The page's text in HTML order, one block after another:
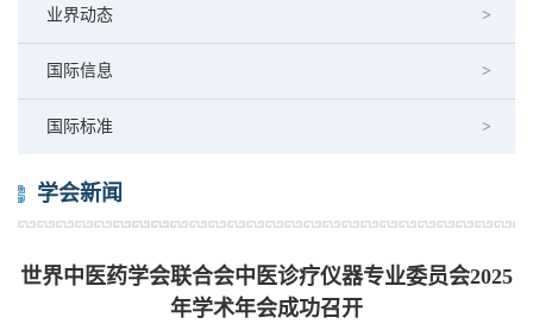
业界动态
国际信息
国际标准
学会新闻
世界中医药学会联合会中医诊疗仪器专业委员会2025
年学术年会成功召开